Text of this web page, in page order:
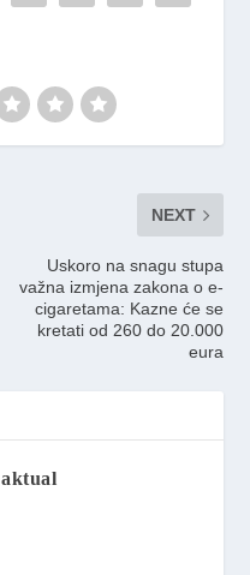
NEXT
Uskoro na snagu stupa
važna izmjena zakona o e-
cigaretama: Kazne će se
kretati od 260 do 20.000
eura
aktual